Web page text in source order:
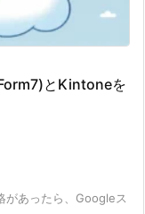
とKintoneを
があったら、Googleス